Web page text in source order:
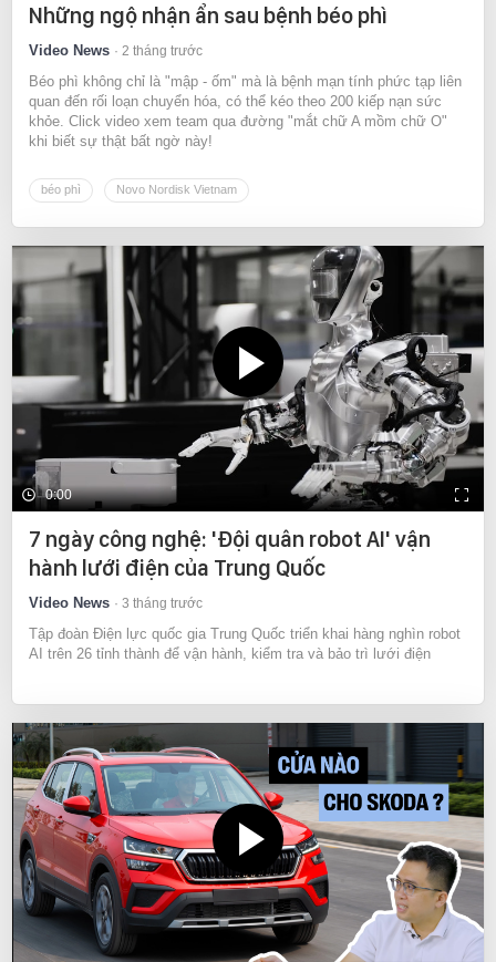
Những ngộ nhận ẩn sau bệnh béo phì
Video News 2 tháng trước
Béo phì không chỉ là "mập - ốm" mà là bệnh mạn tính phức tạp liên
quan đến rối loạn chuyển hóa, có thể kéo theo 200 kiếp nạn sức
khỏe. Click video xem team qua đường "mắt chữ A mồm chữ O"
khi biết sự thật bất ngờ này!
béo phì Novo Nordisk Vietnam
0:00
7 ngày công nghệ: 'Đội quân robot AI' vận
hành lưới điện của Trung Quốc
Video News 3 tháng trước
Tập đoàn Điện lực quốc gia Trung Quốc triển khai hàng nghìn robot
AI trên 26 tỉnh thành để vận hành, kiểm tra và bảo trì lưới điện